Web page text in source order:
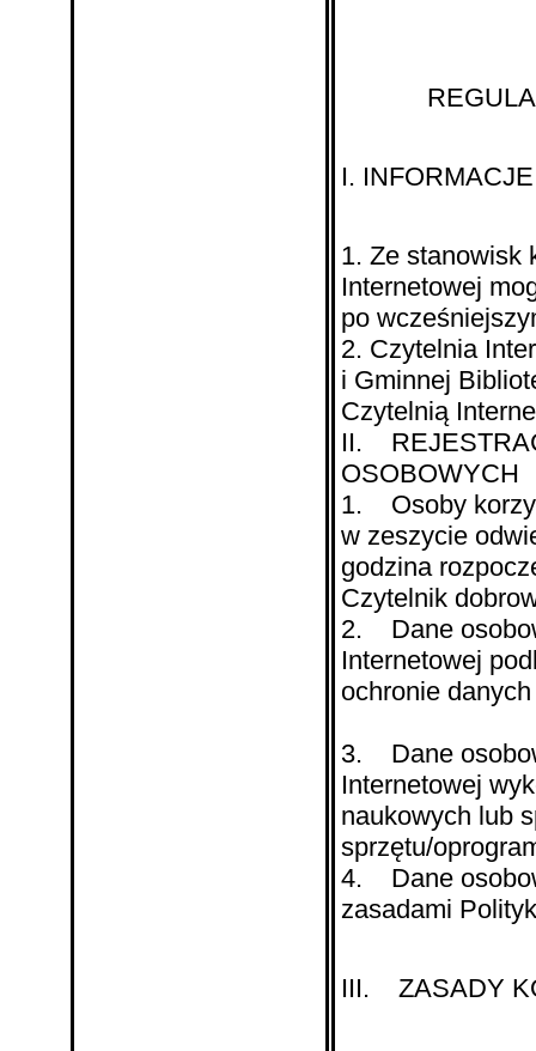
I.
1. Ze stanowisk
Internetowej
po
2. Czytelnia
i Gminnej
Czytelnią
II.
OSOBOWYCH
1. Osoby
w zeszycie
godzina
Czytelnik
2. Dane
Internetowej
ochronie
3. Dane
Internetowej
naukowych lub
sprzętu/
4. Dane
zasadami
III. ZASADY